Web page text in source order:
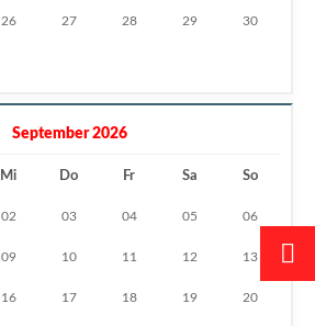
26 27 28 29 30
September 2026
Mi Do Fr Sa So
02 03 04 05 06
09 10 11 12 13
16 17 18 19 20